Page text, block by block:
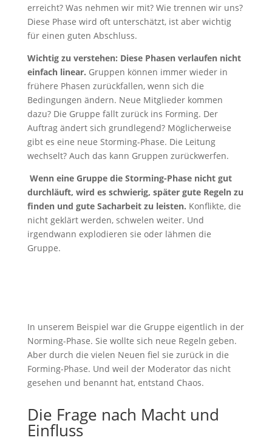
erreicht? Was nehmen wir mit? Wie trennen wir uns?
Diese Phase wird oft unterschätzt, ist aber wichtig
für einen guten Abschluss.
Wichtig zu verstehen: Diese Phasen verlaufen nicht
einfach linear. Gruppen können immer wieder in
frühere Phasen zurückfallen, wenn sich die
Bedingungen ändern. Neue Mitglieder kommen
dazu? Die Gruppe fällt zurück ins Forming. Der
Auftrag ändert sich grundlegend? Möglicherweise
gibt es eine neue Storming-Phase. Die Leitung
wechselt? Auch das kann Gruppen zurückwerfen.
Wenn eine Gruppe die Storming-Phase nicht gut
durchläuft, wird es schwierig, später gute Regeln zu
finden und gute Sacharbeit zu leisten. Konflikte, die
nicht geklärt werden, schwelen weiter. Und
irgendwann explodieren sie oder lähmen die
Gruppe.
In unserem Beispiel war die Gruppe eigentlich in der
Norming-Phase. Sie wollte sich neue Regeln geben.
Aber durch die vielen Neuen fiel sie zurück in die
Forming-Phase. Und weil der Moderator das nicht
gesehen und benannt hat, entstand Chaos.
Die Frage nach Macht und
Einfluss